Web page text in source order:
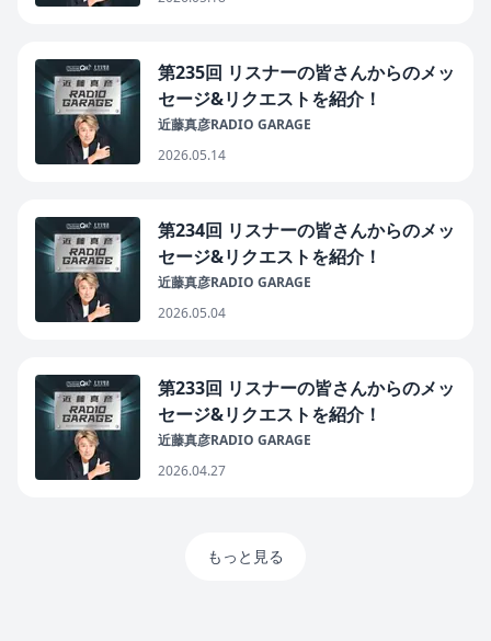
第235回 リスナーの皆さんからのメッ
セージ&リクエストを紹介！
近藤真彦RADIO GARAGE
2026.05.14
第234回 リスナーの皆さんからのメッ
セージ&リクエストを紹介！
近藤真彦RADIO GARAGE
2026.05.04
第233回 リスナーの皆さんからのメッ
セージ&リクエストを紹介！
近藤真彦RADIO GARAGE
2026.04.27
もっと見る